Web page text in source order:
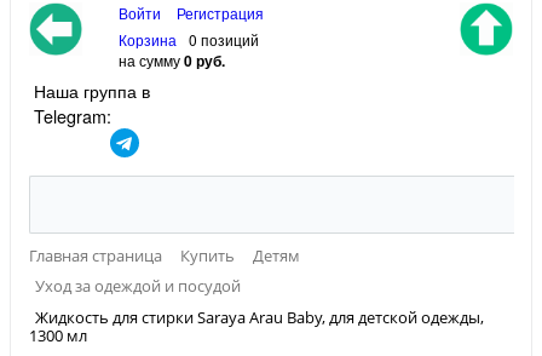
Войти
Регистрация
Корзина
0 позиций
на сумму0 руб.
Наша группа в
Telegram:
Главная страница Купить
Детям
Уход за одеждой и посудой
Жидкость для стирки Saraya Arau Baby, для детской одежды,
1300 мл